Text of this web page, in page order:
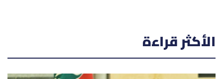
الأكثر قراءة